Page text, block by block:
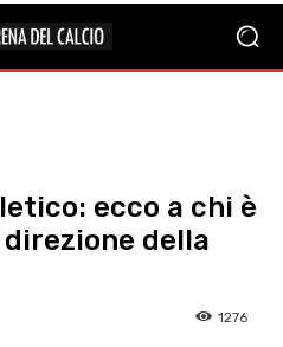
ecco a chi è
della
1276